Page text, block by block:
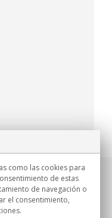
IP-67
como las cookies para
de estas
de navegación o
el consentimiento,